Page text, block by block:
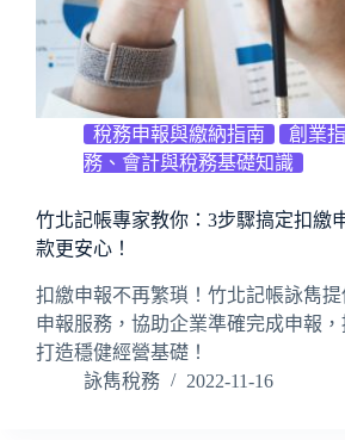
稅務申報與繳納指南 創業
務、會計與稅務基礎知識
竹北記帳專家教你：3步驟搞定扣繳
款更安心！
扣繳申報不再繁瑣！竹北記帳詠雋
申報服務，協助企業準確完成申報，
打造穩健經營基礎！
詠雋稅務
2022-11-16